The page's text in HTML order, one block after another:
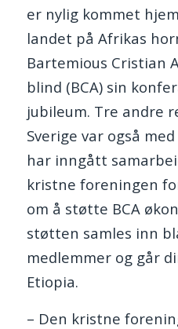
er nylig kommet
landet på Afrikas
Bartemious Cristian
blind (BCA) sin
jubileum. Tre andre
Sverige var også
har inngått
kristne foreningen
om å støtte BCA
støtten samles inn
medlemmer og går
Etiopia.
– Den kristne